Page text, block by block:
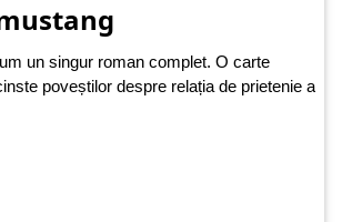
un singur roman complet. O carte
poveștilor despre relația de prietenie a